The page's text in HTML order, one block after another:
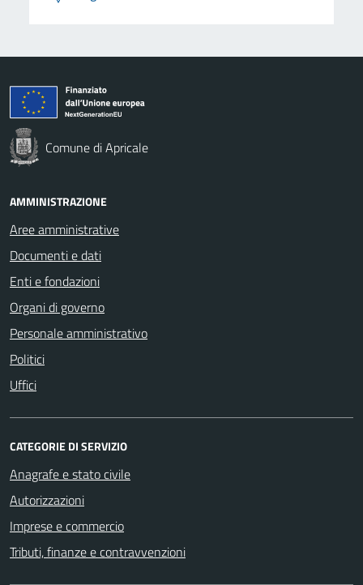
Comune di Apricale
AMMINISTRAZIONE
Aree amministrative
Documenti e dati
Enti e fondazioni
Organi di governo
Personale amministrativo
Politici
Uffici
CATEGORIE DI SERVIZIO
Anagrafe e stato civile
Autorizzazioni
Imprese e commercio
Tributi, finanze e contravvenzioni